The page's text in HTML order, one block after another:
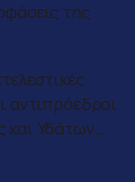
της
αντιπρόεδροι
και Υδάτων…